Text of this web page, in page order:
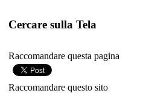
Cercare sulla Tela
Raccomandare questa pagina
Raccomandare questo sito